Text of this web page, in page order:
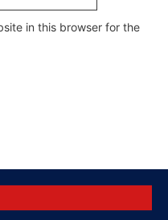
in this browser for the